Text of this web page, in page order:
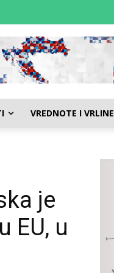
VREDNOTE I VRLINE
je
EU, u